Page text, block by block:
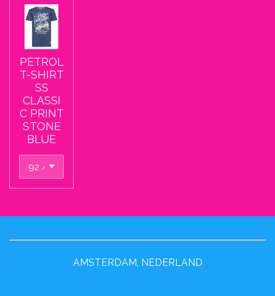
PETROL
T-SHIRT
SS
CLASSI
C PRINT
STONE
BLUE
AMSTERDAM, NEDERLAND